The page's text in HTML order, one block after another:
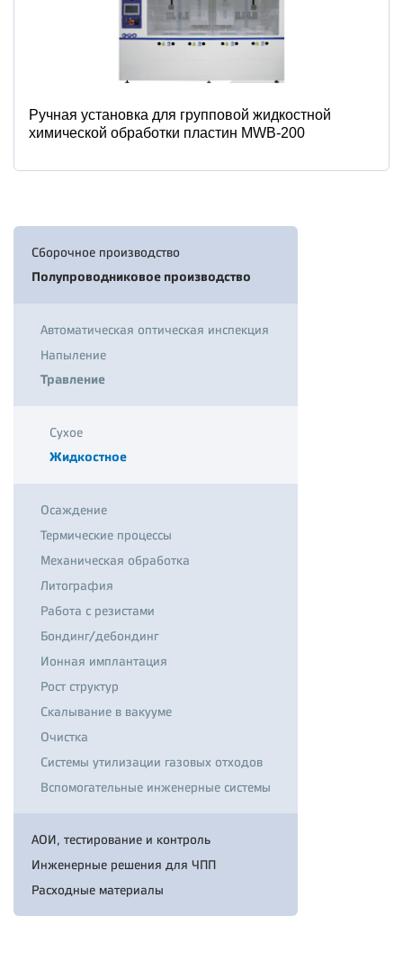
Ручная установка для групповой жидкостной
химической обработки пластин MWB-200
Сборочное производство
Полупроводниковое производство
Автоматическая оптическая инспекция
Напыление
Травление
Сухое
Жидкостное
Осаждение
Термические процессы
Механическая обработка
Литография
Работа с резистами
Бондинг/дебондинг
Ионная имплантация
Рост структур
Скалывание в вакууме
Очистка
Системы утилизации газовых отходов
Вспомогательные инженерные системы
АОИ, тестирование и контроль
Инженерные решения для ЧПП
Расходные материалы